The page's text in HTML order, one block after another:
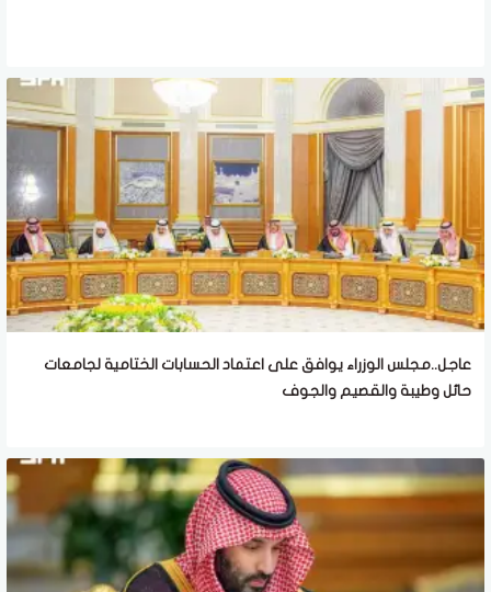
عاجل..مجلس الوزراء يوافق على اعتماد الحسابات الختامية لجامعات
حائل وطيبة والقصيم والجوف